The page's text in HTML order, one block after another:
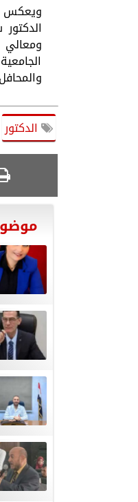
ويعكس
ومعالي
الدكتور